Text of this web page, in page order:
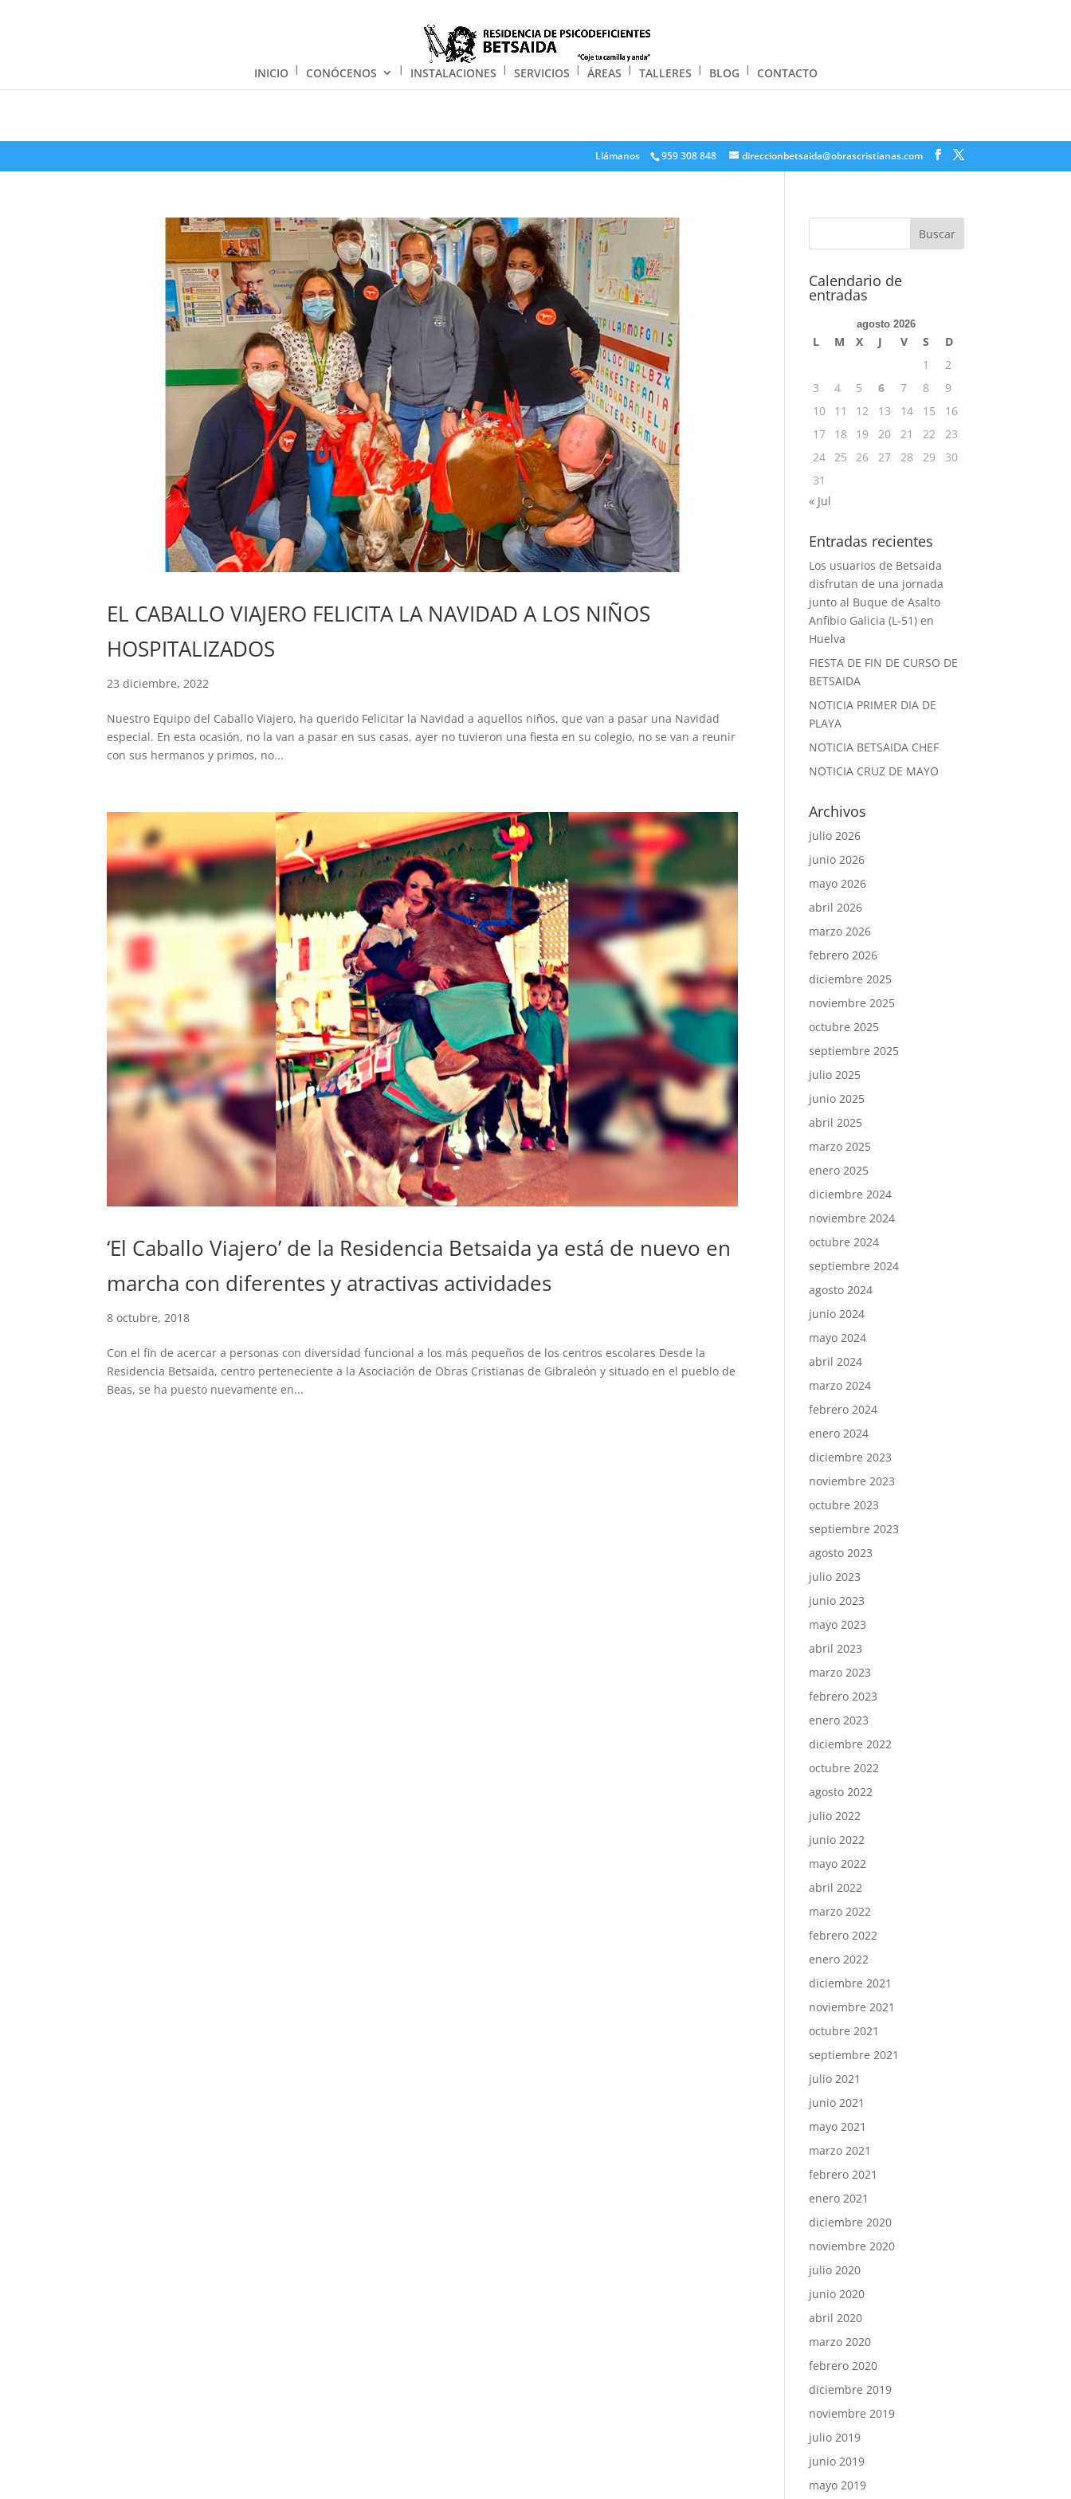
Llámanos 959 308 848 direccionbetsaida@obrascristianas.com
INICIO CONÓCENOS INSTALACIONES SERVICIOS ÁREAS TALLERES BLOG CONTACTO
EL CABALLO VIAJERO FELICITA LA NAVIDAD A LOS NIÑOS
HOSPITALIZADOS
23 diciembre, 2022
Nuestro Equipo del Caballo Viajero, ha querido Felicitar la Navidad a aquellos niños, que van a pasar una Navidad
especial. En esta ocasión, no la van a pasar en sus casas, ayer no tuvieron una fiesta en su colegio, no se van a reunir
con sus hermanos y primos, no...
‘El Caballo Viajero’ de la Residencia Betsaida ya está de nuevo en
marcha con diferentes y atractivas actividades
8 octubre, 2018
Con el fin de acercar a personas con diversidad funcional a los más pequeños de los centros escolares Desde la
Residencia Betsaida, centro perteneciente a la Asociación de Obras Cristianas de Gibraleón y situado en el pueblo de
Beas, se ha puesto nuevamente en...
Calendario de
entradas
agosto 2026
L M X J V S
D
1
2
3
4 5 6 7 8
9
10
11 12 13 14 15
16
17
18 19 20 21 22
23
24 25 26 27 28 29
30
31
« Jul
Entradas recientes
Los usuarios de Betsaida
disfrutan de una jornada
junto al Buque de Asalto
Anfibio Galicia (L-51) en
Huelva
FIESTA DE FIN DE CURSO DE
BETSAIDA
NOTICIA PRIMER DIA DE
PLAYA
NOTICIA BETSAIDA CHEF
NOTICIA CRUZ DE MAYO
Archivos
julio 2026
junio 2026
mayo 2026
abril 2026
marzo 2026
febrero 2026
diciembre 2025
noviembre 2025
octubre 2025
septiembre 2025
julio 2025
junio 2025
abril 2025
marzo 2025
enero 2025
diciembre 2024
noviembre 2024
octubre 2024
septiembre 2024
agosto 2024
junio 2024
mayo 2024
abril 2024
marzo 2024
febrero 2024
enero 2024
diciembre 2023
noviembre 2023
octubre 2023
septiembre 2023
agosto 2023
julio 2023
junio 2023
mayo 2023
abril 2023
marzo 2023
febrero 2023
enero 2023
diciembre 2022
octubre 2022
agosto 2022
julio 2022
junio 2022
mayo 2022
abril 2022
marzo 2022
febrero 2022
enero 2022
diciembre 2021
noviembre 2021
octubre 2021
septiembre 2021
julio 2021
junio 2021
mayo 2021
marzo 2021
febrero 2021
enero 2021
diciembre 2020
noviembre 2020
julio 2020
junio 2020
abril 2020
marzo 2020
febrero 2020
diciembre 2019
noviembre 2019
julio 2019
junio 2019
mayo 2019